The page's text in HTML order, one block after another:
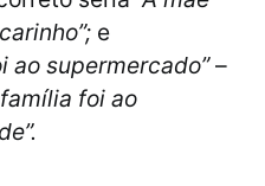
e
ao supermercado”–
foi ao